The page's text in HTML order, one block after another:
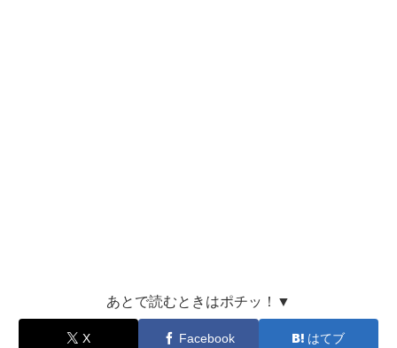
あとで読むときはポチッ！▼
X Facebook はてブ